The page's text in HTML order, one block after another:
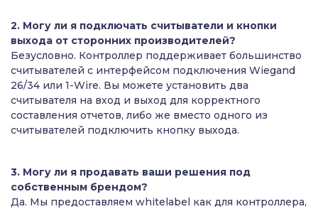
2. Могу ли я подключать считыватели и кнопки
выхода от сторонних производителей?
Безусловно. Контроллер поддерживает большинство
считывателей с интерфейсом подключения Wiegand
26/34 или 1-Wire. Вы можете установить два
считывателя на вход и выход для корректного
составления отчетов, либо же вместо одного из
считывателей подключить кнопку выхода.
3. Могу ли я продавать ваши решения под
собственным брендом?
Да. Мы предоставляем whitelabel как для контроллера,